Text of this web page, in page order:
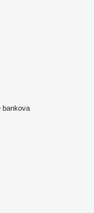
bankova